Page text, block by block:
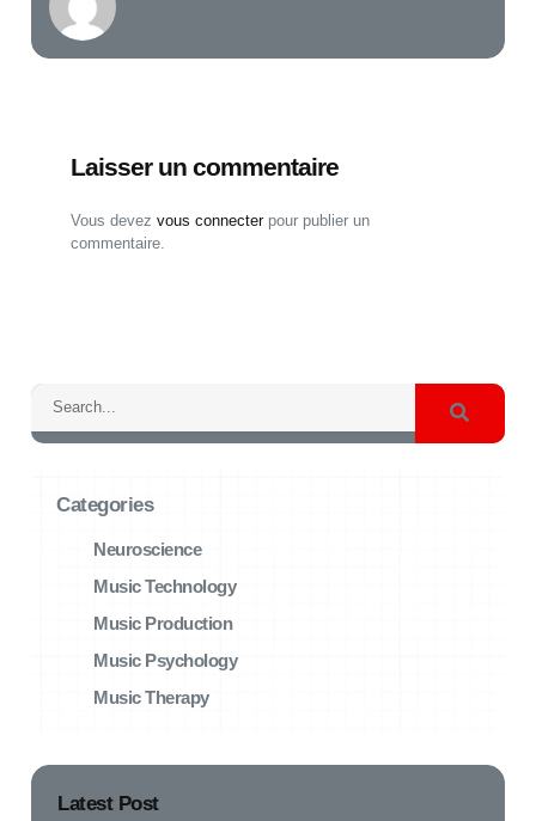
Laisser un commentaire
Vous devez vous connecterpour publier un
commentaire.
Rechercher
Categories
Neuroscience
Music Technology
Music Production
Music Psychology
Music Therapy
Latest Post